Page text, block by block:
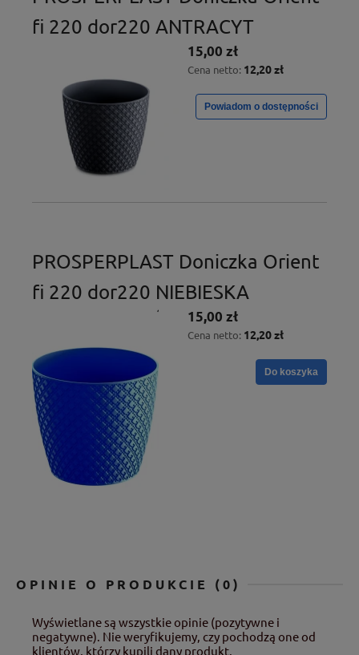
fi 220 dor220 ANTRACYT
15,00 zł
Cena netto: 12,20 zł
Powiadom o dostępności
PROSPERPLAST Doniczka Orient
fi 220 dor220 NIEBIESKA
15,00 zł
Cena netto: 12,20 zł
Do koszyka
OPINIE O PRODUKCIE (0)
Wyświetlane są wszystkie opinie (pozytywne i
negatywne). Nie weryfikujemy, czy pochodzą one od
klientów, którzy kupili dany produkt.